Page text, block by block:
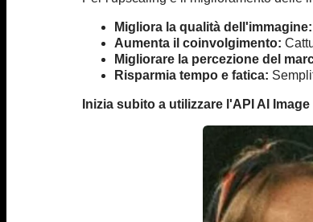
Migliora la qualità dell'immagine:
Aumenta il coinvolgimento:
Migliorare la percezione del
Risparmia tempo e fatica:
Inizia subito a utilizzare l'API AI